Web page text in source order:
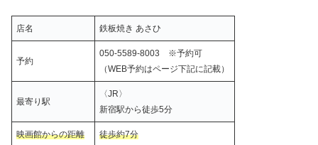
店名 鉄板焼き あさひ
予約
050-5589-8003 ※予約可
（WEB予約はページ下記に記載）
最寄り駅
〈JR〉
新宿駅から徒歩5分
映画館からの距離 徒歩約7分